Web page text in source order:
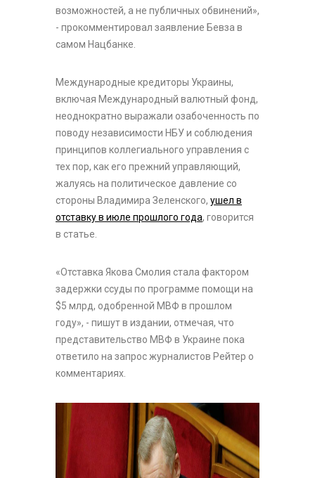
возможностей, а не публичных обвинений»,
- прокомментировал заявление Бевза в
самом Нацбанке.
Международные кредиторы Украины,
включая Международный валютный фонд,
неоднократно выражали озабоченность по
поводу независимости НБУ и соблюдения
принципов коллегиального управления с
тех пор, как его прежний управляющий,
жалуясь на политическое давление со
стороны Владимира Зеленского, ушел в
отставку в июле прошлого года, говорится
в статье.
«Отставка Якова Смолия стала фактором
задержки ссуды по программе помощи на
$5 млрд, одобренной МВФ в прошлом
году», - пишут в издании, отмечая, что
представительство МВФ в Украине пока
ответило на запрос журналистов Рейтер о
комментариях.